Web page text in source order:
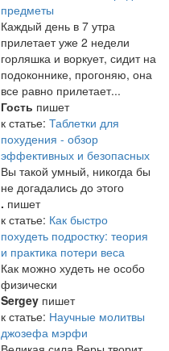
предметы
Каждый день в 7 утра
прилетает уже 2 недели
горляшка и воркует, сидит на
подоконнике, прогоняю, она
все равно прилетает...
Гость пишет
к статье: Таблетки для
похудения - обзор
эффективных и безопасных
Вы такой умный, никогда бы
не догадались до этого
. пишет
к статье: Как быстро
похудеть подростку: теория
и практика потери веса
Как можно худеть не особо
физически
Sergey пишет
к статье: Научные молитвы
джозефа мэрфи